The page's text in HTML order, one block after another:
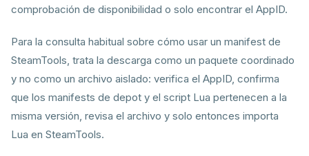
comprobación de disponibilidad o solo encontrar el AppID.
Para la consulta habitual sobre cómo usar un manifest de
SteamTools, trata la descarga como un paquete coordinado
y no como un archivo aislado: verifica el AppID, confirma
que los manifests de depot y el script Lua pertenecen a la
misma versión, revisa el archivo y solo entonces importa
Lua en SteamTools.